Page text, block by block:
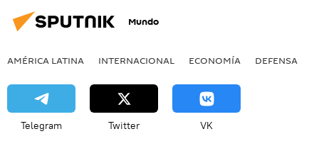
Mundo
AMÉRICA LATINA INTERNACIONAL ECONOMÍA DEFENSA
Telegram Twitter VK